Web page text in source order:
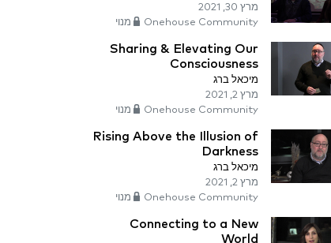
מרץ 30, 2021
Onehouse Community מנוי
Sharing & Elevating Our
Consciousness
מיכאל ברג
מרץ 2, 2021
Onehouse Community מנוי
Rising Above the Illusion of
Darkness
מיכאל ברג
מרץ 2, 2021
Onehouse Community מנוי
Connecting to a New
World